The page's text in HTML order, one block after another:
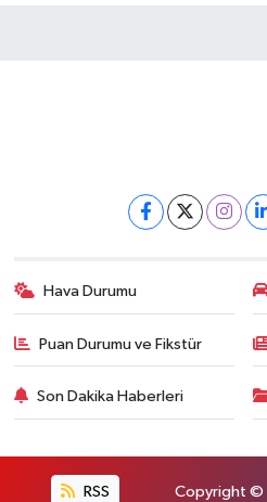
Hava Durumu
Puan Durumu ve Fikstür
Son Dakika Haberleri
RSS Copyright ©